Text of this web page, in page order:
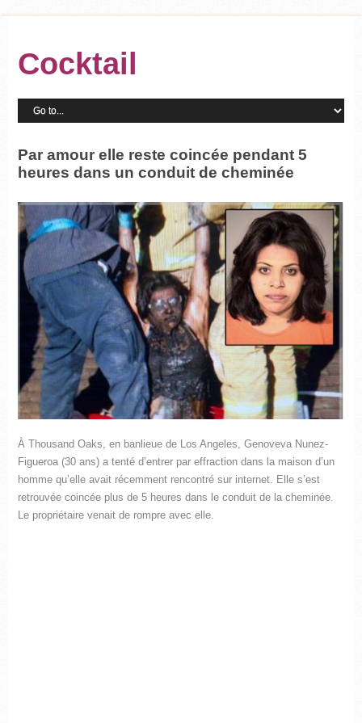
Cocktail
Par amour elle reste coincée pendant 5
heures dans un conduit de cheminée
À Thousand Oaks, en banlieue de Los Angeles, Genoveva Nunez-
Figueroa (30 ans) a tenté d’entrer par effraction dans la maison d’un
homme qu’elle avait récemment rencontré sur internet. Elle s’est
retrouvée coincée plus de 5 heures dans le conduit de la cheminée.
Le propriétaire venait de rompre avec elle.